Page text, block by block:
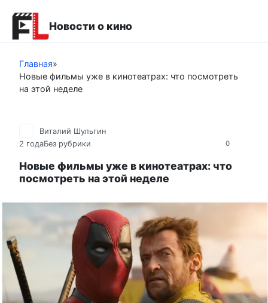
контенту
Новости о кино
Главная»
Новые фильмы уже в кинотеатрах: что посмотреть
на этой неделе
0
Виталий Шульгин
2 годаБез рубрики
Новые фильмы уже в кинотеатрах: что
посмотреть на этой неделе